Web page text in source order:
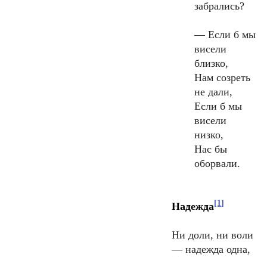
забрались?
—Если б мы
висели
близко,
Нам созреть
не дали,
Если б мы
висели
низко,
Нас бы
оборвали.
Надежда[1]
Ни доли, ни воли
— надежда одна,